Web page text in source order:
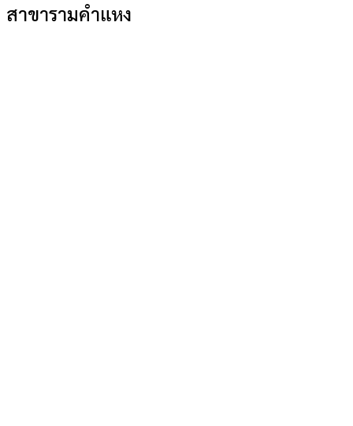
สาขารามคำแหง